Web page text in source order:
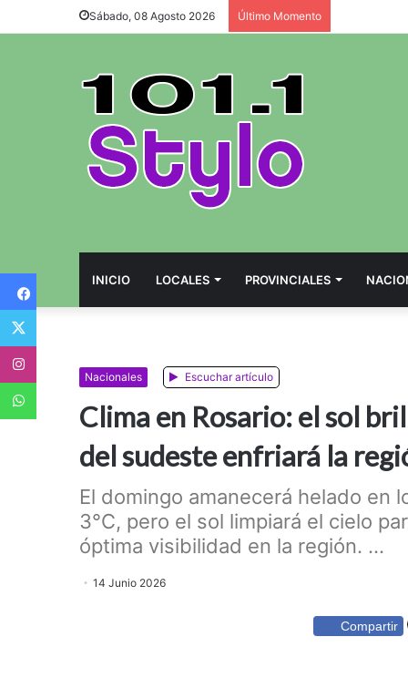
Sábado, 08 Agosto 2026 Último Momento
INICIO LOCALES PROVINCIALES
Nacionales Escuchar artículo
Clima en Rosario: el sol
del sudeste enfriará la
El domingo amanecerá helado en
3°C, pero el sol limpiará el cielo
óptima visibilidad en la región. ...
14 Junio 2026
Compartir
Facebook
Twitter
WhatsApp